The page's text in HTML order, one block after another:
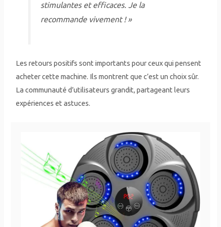
stimulantes et efficaces. Je la
recommande vivement ! »
Les retours positifs sont importants pour ceux qui pensent
acheter cette machine. Ils montrent que c’est un choix sûr.
La communauté d’utilisateurs grandit, partageant leurs
expériences et astuces.